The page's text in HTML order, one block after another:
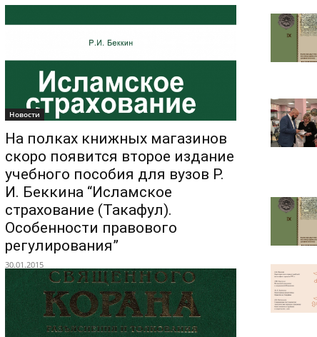
Новости
На полках книжных магазинов
скоро появится второе издание
учебного пособия для вузов Р.
И. Беккина “Исламское
страхование (Такафул).
Особенности правового
регулирования”
30.01.2015